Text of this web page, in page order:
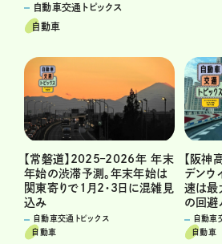
自動車交通トピックス
自動車
【常磐道】2025–2026年 年末
年始の渋滞予測。年末年始は
関東寄りで1月2・3日に混雑見
込み
自動車交通トピックス
自動車
【阪神
デンウ
速は
の回避
自動車
自動車